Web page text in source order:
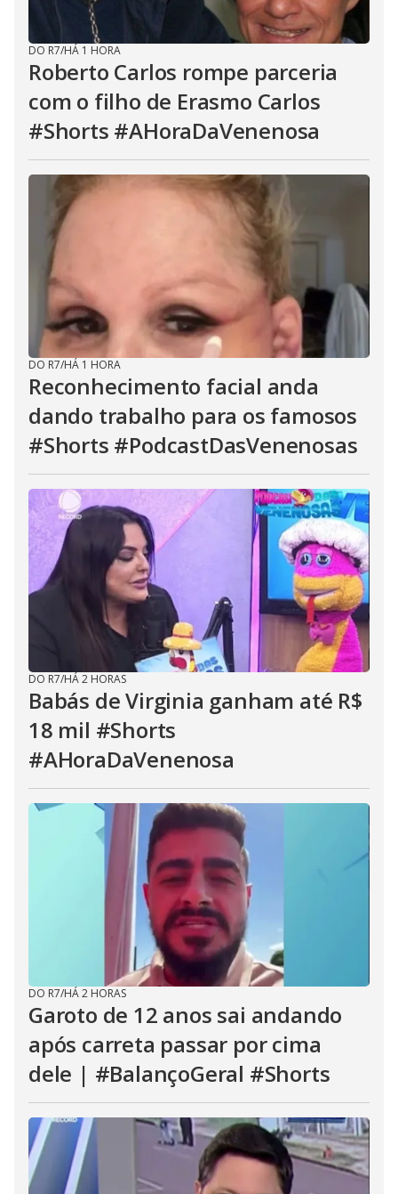
DO R7/HÁ 1 HORA
Roberto Carlos rompe parceria
com o filho de Erasmo Carlos
#Shorts #AHoraDaVenenosa
DO R7/HÁ 1 HORA
Reconhecimento facial anda
dando trabalho para os famosos
#Shorts #PodcastDasVenenosas
DO R7/HÁ 2 HORAS
Babás de Virginia ganham até R$
18 mil #Shorts
#AHoraDaVenenosa
DO R7/HÁ 2 HORAS
Garoto de 12 anos sai andando
após carreta passar por cima
dele | #BalançoGeral #Shorts